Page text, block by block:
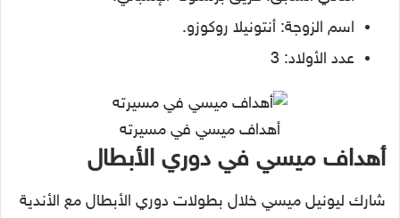
اسم الزوجة: أنتونيلا روكوزو.
عدد الأولاد: 3
أهداف ميسي في مسيرته
أهداف ميسي في دوري الأبطال
شارك ليونيل ميسي خلال بطولات دوري الأبطال مع الأندية